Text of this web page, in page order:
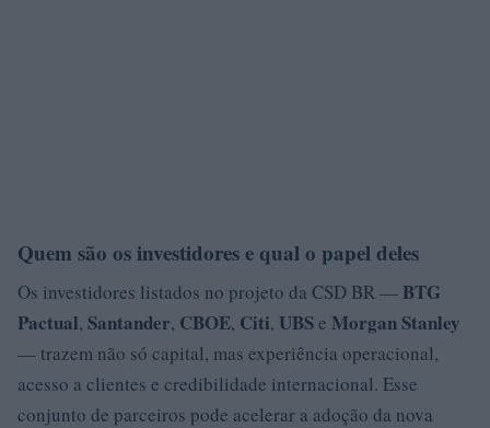
Quem são os investidores e qual o papel deles
Os investidores listados no projeto da CSD BR — BTG
Pactual, Santander, CBOE, Citi, UBSe Morgan Stanley
— trazem não só capital, mas experiência operacional,
acesso a clientes e credibilidade internacional. Esse
conjunto de parceiros pode acelerar a adoção da nova